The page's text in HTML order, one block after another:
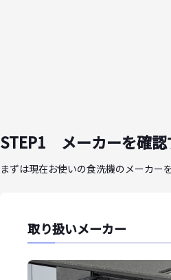
STEP1 メーカーを確認
まずは現在お使いの食洗機のメーカー
取り扱いメーカー